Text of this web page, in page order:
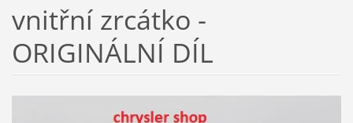
vnitřní zrcátko -
ORIGINÁLNÍ DÍL